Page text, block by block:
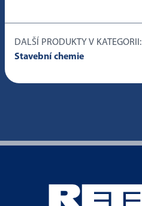
DALŠÍ PRODUKTY V KATEGORII:
Stavební chemie